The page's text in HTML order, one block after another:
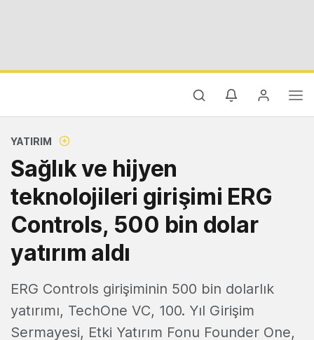
YATIRIM
Sağlık ve hijyen
teknolojileri girişimi ERG
Controls, 500 bin dolar
yatırım aldı
ERG Controls girişiminin 500 bin dolarlık
yatırımı, TechOne VC, 100. Yıl Girişim
Sermayesi, Etki Yatırım Fonu Founder One,